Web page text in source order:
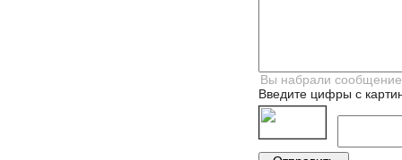
Введите цифры с